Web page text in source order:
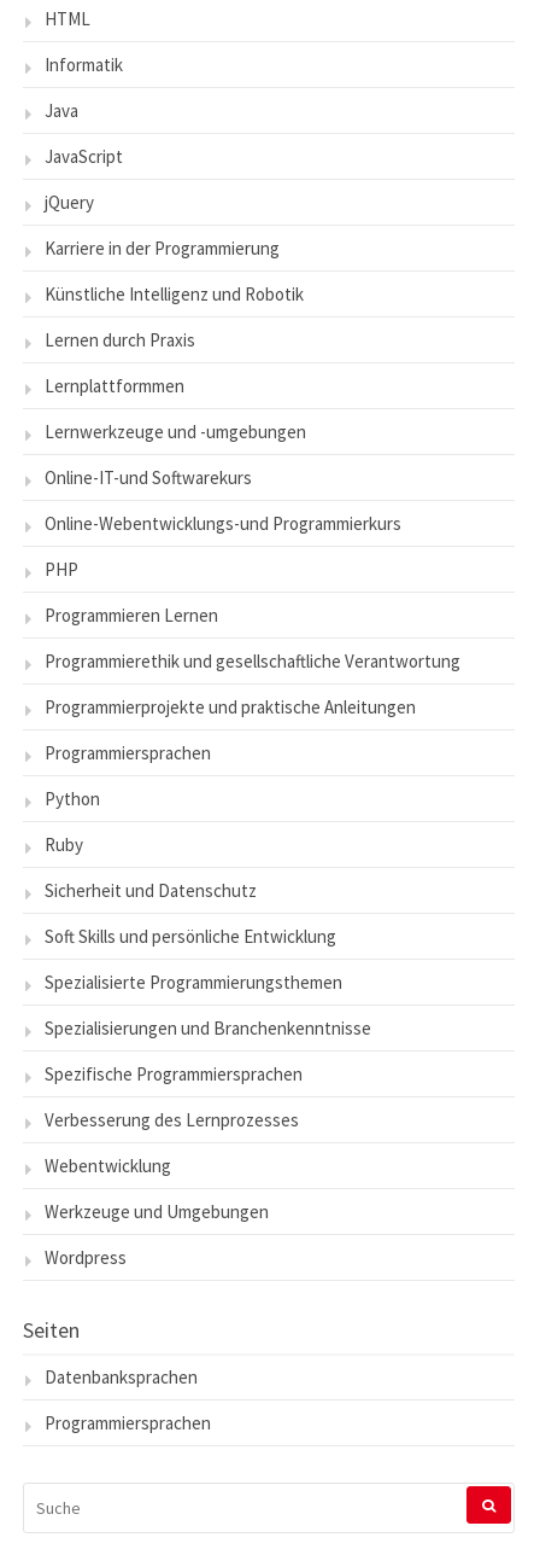
HTML
Informatik
Java
JavaScript
jQuery
Karriere in der Programmierung
Künstliche Intelligenz und Robotik
Lernen durch Praxis
Lernplattformmen
Lernwerkzeuge und -umgebungen
Online-IT-und Softwarekurs
Online-Webentwicklungs-und Programmierkurs
PHP
Programmieren Lernen
Programmierethik und gesellschaftliche Verantwortung
Programmierprojekte und praktische Anleitungen
Programmiersprachen
Python
Ruby
Sicherheit und Datenschutz
Soft Skills und persönliche Entwicklung
Spezialisierte Programmierungsthemen
Spezialisierungen und Branchenkenntnisse
Spezifische Programmiersprachen
Verbesserung des Lernprozesses
Webentwicklung
Werkzeuge und Umgebungen
Wordpress
Seiten
Datenbanksprachen
Programmiersprachen
NACH: